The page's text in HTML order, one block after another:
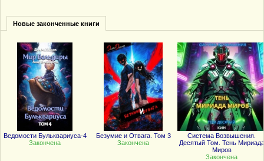
Новые законченные книги
Ведомости Бульквариуса-4
Закончена
Безумие и Отвага. Том 3
Закончена
Система Возвышения.
Десятый Том. Тень Мириада
Миров
Закончена